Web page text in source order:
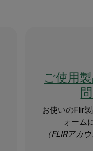
ご使用
お使いのFlir
ォーム
（FLIRアカ